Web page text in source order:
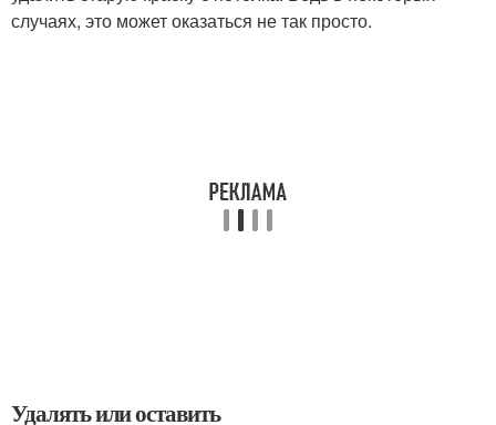
случаях, это может оказаться не так просто.
Удалять или оставить